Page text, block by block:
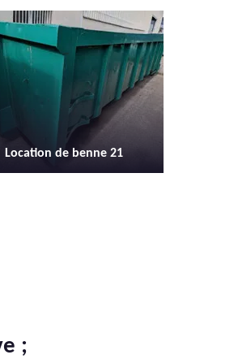
et débarras entreprise et
locaux industriel 21
;